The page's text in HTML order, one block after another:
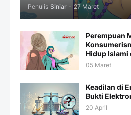
Penulis Siniar - 27 Maret
Perempuan
Hidup Islami
05 Maret
Keadilan di
Bukti
20 April